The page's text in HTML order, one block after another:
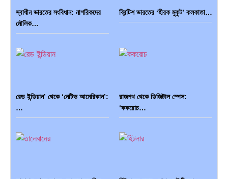
স্বাধীন ভারতের সংবিধান: নাগরিকদের
মৌলিক…
ব্রিটিশ ভারতের ‘হীরক মুকুট’ কলকাতা…
রেড ইন্ডিয়ান’ থেকে ‘নেটিভ আমেরিকান’:
…
রাজপথ থেকে ডিজিটাল স্পেস:
‘ককরোচ…